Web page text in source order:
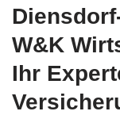
W&K
Ihr